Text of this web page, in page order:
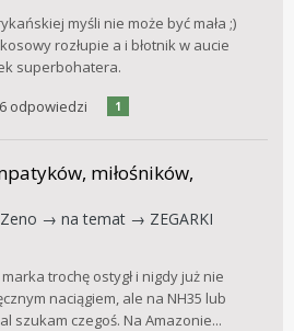
myśli nie może być mała ;)
rozłupie a i błotnik w aucie
superbohatera.
odpowiedzi 1
miłośników,
Zeno → na temat → ZEGARKI
trochę ostygł i nigdy już nie
naciągiem, ale na NH35 lub
szukam czegoś. Na Amazonie...